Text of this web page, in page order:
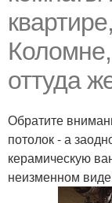
оттуда
Обратите
потолок - а
керамическую
неизменном виде